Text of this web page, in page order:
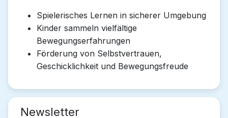
Spielerisches Lernen in sicherer Umgebung
Kinder sammeln vielfältige
Bewegungserfahrungen
Förderung von Selbstvertrauen,
Geschicklichkeit und Bewegungsfreude
Newsletter